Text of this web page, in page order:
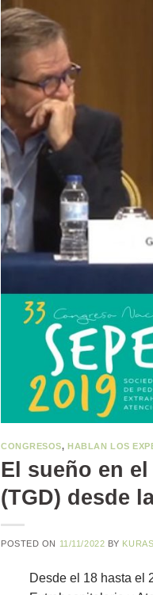
CONGRESOS,HABLAN LOS
El sueño en
(TGD) desde
POSTED ON 11/11/2022 BY
Desde el 18 hasta el